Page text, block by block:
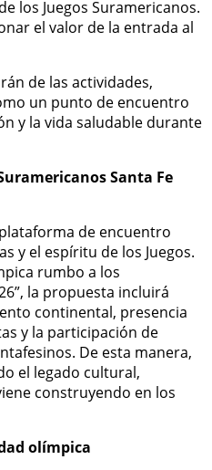
los Juegos Suramericanos.
el valor de la entrada al
de las actividades,
un punto de encuentro
y la vida saludable durante
Santa Fe
de encuentro
y el espíritu de los Juegos.
rumbo a los
la propuesta incluirá
continental, presencia
y la participación de
De esta manera,
el legado cultural,
construyendo en los
olímpica